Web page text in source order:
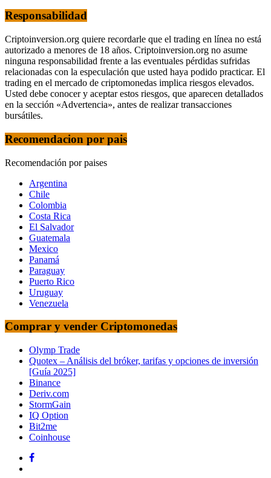
Responsabilidad
Criptoinversion.org quiere recordarle que el trading en línea no está
autorizado a menores de 18 años. Criptoinversion.org no asume
ninguna responsabilidad frente a las eventuales pérdidas sufridas
relacionadas con la especulación que usted haya podido practicar. El
trading en el mercado de criptomonedas implica riesgos elevados.
Usted debe conocer y aceptar estos riesgos, que aparecen detallados
en la sección «Advertencia», antes de realizar transacciones
bursátiles.
Recomendacion por pais
Recomendación por paises
Argentina
Chile
Colombia
Costa Rica
El Salvador
Guatemala
Mexico
Panamá
Paraguay
Puerto Rico
Uruguay
Venezuela
Comprar y vender Criptomonedas
Olymp Trade
Quotex – Análisis del bróker, tarifas y opciones de inversión
[Guía 2025]
Binance
Deriv.com
StormGain
IQ Option
Bit2me
Coinhouse